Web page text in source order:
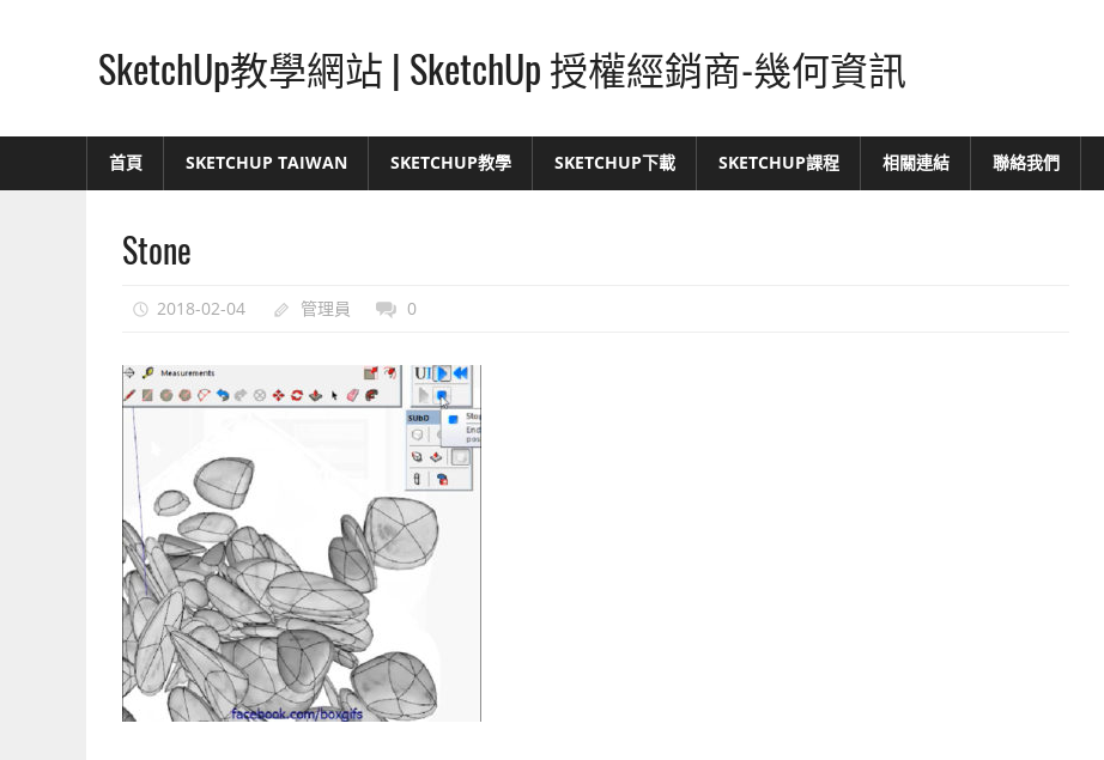
SketchUp教學網站 | SketchUp 授權經銷商-幾何資訊
最
3D
首頁 SKETCHUP TAIWAN SKETCHUP教學 SKETCHUP下載 SKETCHUP課程 相關連結 聯絡我們
Stone
2018-02-04 管理員 0